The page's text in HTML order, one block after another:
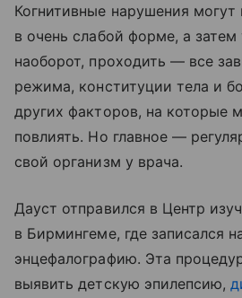
Когнитивные нарушения могут
в очень слабой форме, а затем
наоборот, проходить — все
режима, конституции тела и
других факторов, на которые
повлиять. Но главное —
свой организм у врача.
Дауст отправился в Центр
в Бирмингеме, где записался
энцефалографию. Эта
выявить детскую эпилепсию,